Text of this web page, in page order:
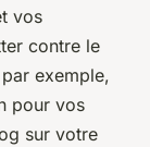
vos
contre le
exemple,
pour vos
sur votre